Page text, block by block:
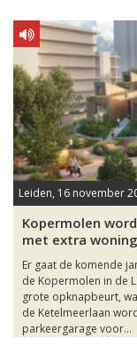
Leiden, 16 november
Kopermolen
met extra
Er gaat de komende
de Kopermolen in de
grote opknapbeurt,
de Ketelmeerlaan
parkeergarage voor...